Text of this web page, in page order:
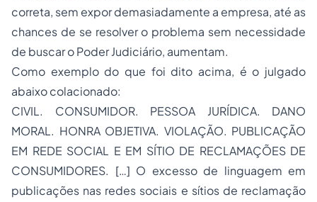
correta, sem expor demasiadamente a empresa, até as
chances de se resolver o problema sem necessidade
de buscar o Poder Judiciário, aumentam.
Como exemplo do que foi dito acima, é o julgado
abaixo colacionado:
CIVIL. CONSUMIDOR. PESSOA JURÍDICA. DANO
MORAL. HONRA OBJETIVA. VIOLAÇÃO. PUBLICAÇÃO
EM REDE SOCIAL E EM SÍTIO DE RECLAMAÇÕES DE
CONSUMIDORES. […] O excesso de linguagem em
publicações nas redes sociais e sítios de reclamação